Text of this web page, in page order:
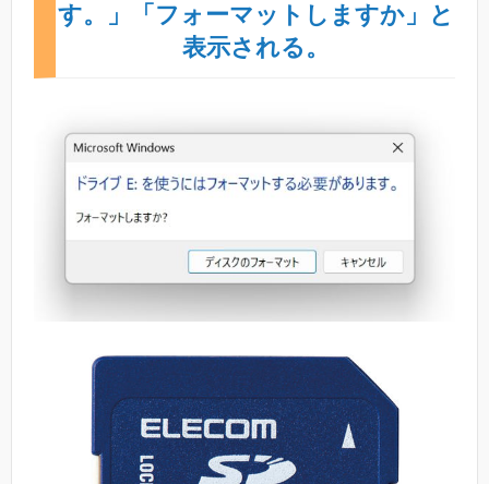
す。」「フォーマットしますか」と
表示される。